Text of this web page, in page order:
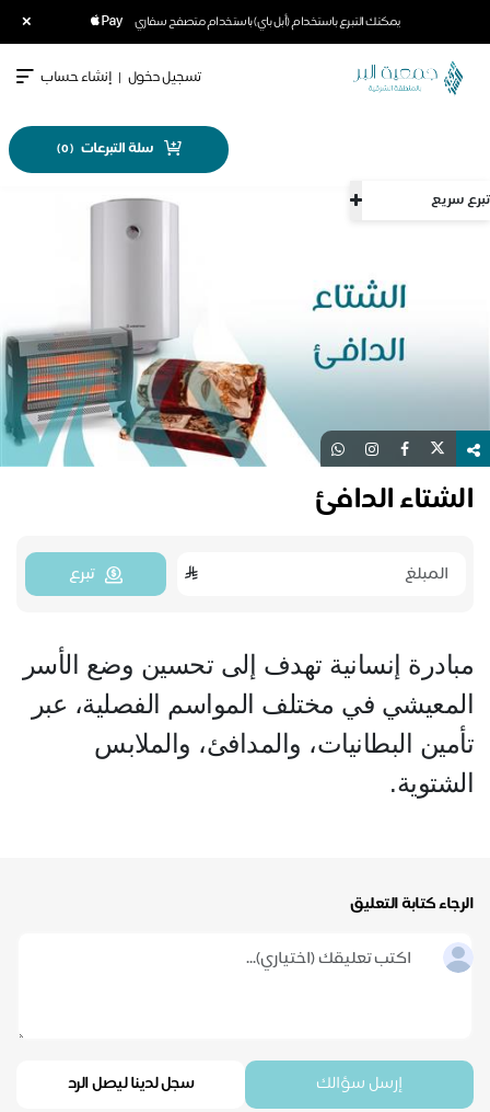
يمكنك التبرع باستخدام (أبل باي) باستخدام متصفح سفاري ×
تبرع سريع
تسجيل دخول | إنشاء حساب
سلة التبرعات (
0
)
الشتاء الدافئ
تبرع
مبادرة إنسانية تهدف إلى تحسين وضع الأسر
المعيشي في مختلف المواسم الفصلية، عبر
تأمين البطانيات، والمدافئ، والملابس
الشتوية.
الرجاء كتابة التعليق
إرسل سؤالك سجل لدينا ليصل الرد